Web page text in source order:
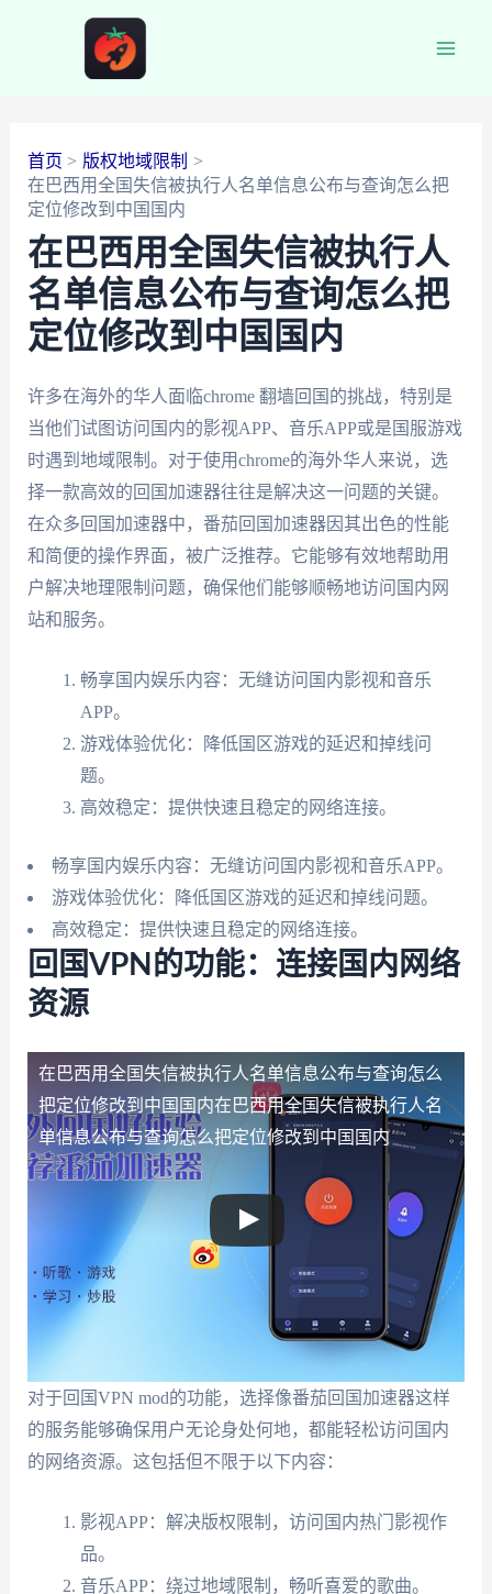
首页
版权地域限制
在巴西用全国失信被执行人名单信息公布与查询怎么把
定位修改到中国国内
在巴西用全国失信被执行人
名单信息公布与查询怎么把
定位修改到中国国内
许多在海外的华人面临chrome 翻墙回国的挑战，特别是
当他们试图访问国内的影视APP、音乐APP或是国服游戏
时遇到地域限制。对于使用chrome的海外华人来说，选
择一款高效的回国加速器往往是解决这一问题的关键。
在众多回国加速器中，番茄回国加速器因其出色的性能
和简便的操作界面，被广泛推荐。它能够有效地帮助用
户解决地理限制问题，确保他们能够顺畅地访问国内网
站和服务。
畅享国内娱乐内容：无缝访问国内影视和音乐
APP。
游戏体验优化：降低国区游戏的延迟和掉线问
题。
高效稳定：提供快速且稳定的网络连接。
畅享国内娱乐内容：无缝访问国内影视和音乐APP。
游戏体验优化：降低国区游戏的延迟和掉线问题。
高效稳定：提供快速且稳定的网络连接。
回国VPN的功能：连接国内网络
资源
在巴西用全国失信被执行人名单信息公布与查询怎么
把定位修改到中国国内在巴西用全国失信被执行人名
单信息公布与查询怎么把定位修改到中国国内
对于回国VPN mod的功能，选择像番茄回国加速器这样
的服务能够确保用户无论身处何地，都能轻松访问国内
的网络资源。这包括但不限于以下内容：
影视APP：解决版权限制，访问国内热门影视作
品。
音乐APP：绕过地域限制，畅听喜爱的歌曲。